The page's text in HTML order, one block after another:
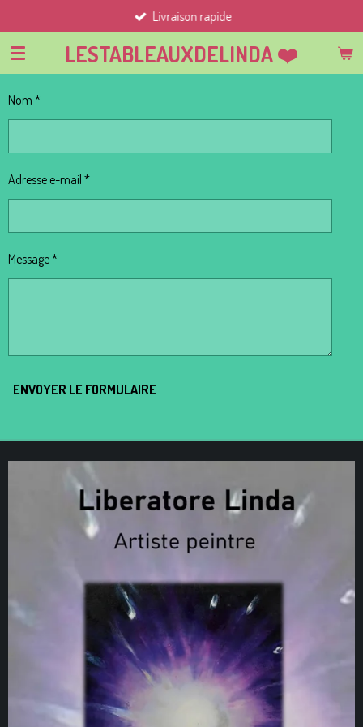
au
contenu
principal
LESTABLEAUXDELINDA ❤️
Livraison rapide
Nom *
Adresse e-mail *
Message *
ENVOYER LE FORMULAIRE